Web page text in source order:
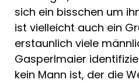
sich ein bisschen um
ist vielleicht auch ein
erstaunlich viele
Gasperlmaier
kein Mann ist, der die